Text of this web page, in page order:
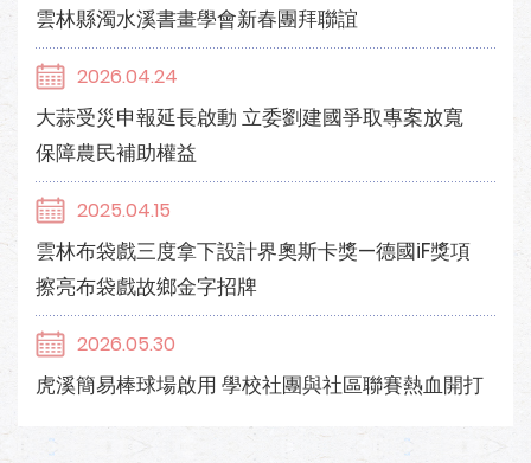
雲林縣濁水溪書畫學會新春團拜聯誼
2026.04.24
大蒜受災申報延長啟動 立委劉建國爭取專案放寬
保障農民補助權益
2025.04.15
雲林布袋戲三度拿下設計界奧斯卡獎—德國iF獎項
擦亮布袋戲故鄉金字招牌
2026.05.30
虎溪簡易棒球場啟用 學校社團與社區聯賽熱血開打